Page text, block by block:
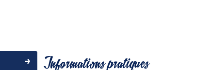
Informations pratiques